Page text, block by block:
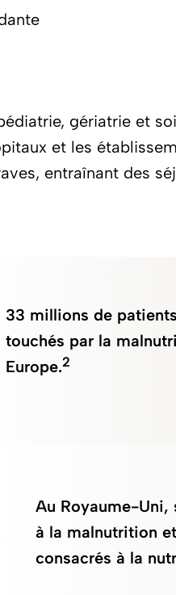
gériatrie et
et les
entraînant des
33 millions de
touchés par la
Europe.2
Au Royaume-Uni,
à la malnutrition
consacrés à la